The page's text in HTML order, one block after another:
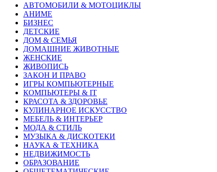
АВТОМОБИЛИ & МОТОЦИКЛЫ
АНИМЕ
БИЗНЕС
ДЕТСКИЕ
ДОМ & СЕМЬЯ
ДОМАШНИЕ ЖИВОТНЫЕ
ЖЕНСКИЕ
ЖИВОПИСЬ
ЗАКОН И ПРАВО
ИГРЫ КОМПЬЮТЕРНЫЕ
КОМПЬЮТЕРЫ & IT
КРАСОТА & ЗДОРОВЬЕ
КУЛИНАРНОЕ ИСКУССТВО
МЕБЕЛЬ & ИНТЕРЬЕР
МОДА & СТИЛЬ
МУЗЫКА & ДИСКОТЕКИ
НАУКА & ТЕХНИКА
НЕДВИЖИМОСТЬ
ОБРАЗОВАНИЕ